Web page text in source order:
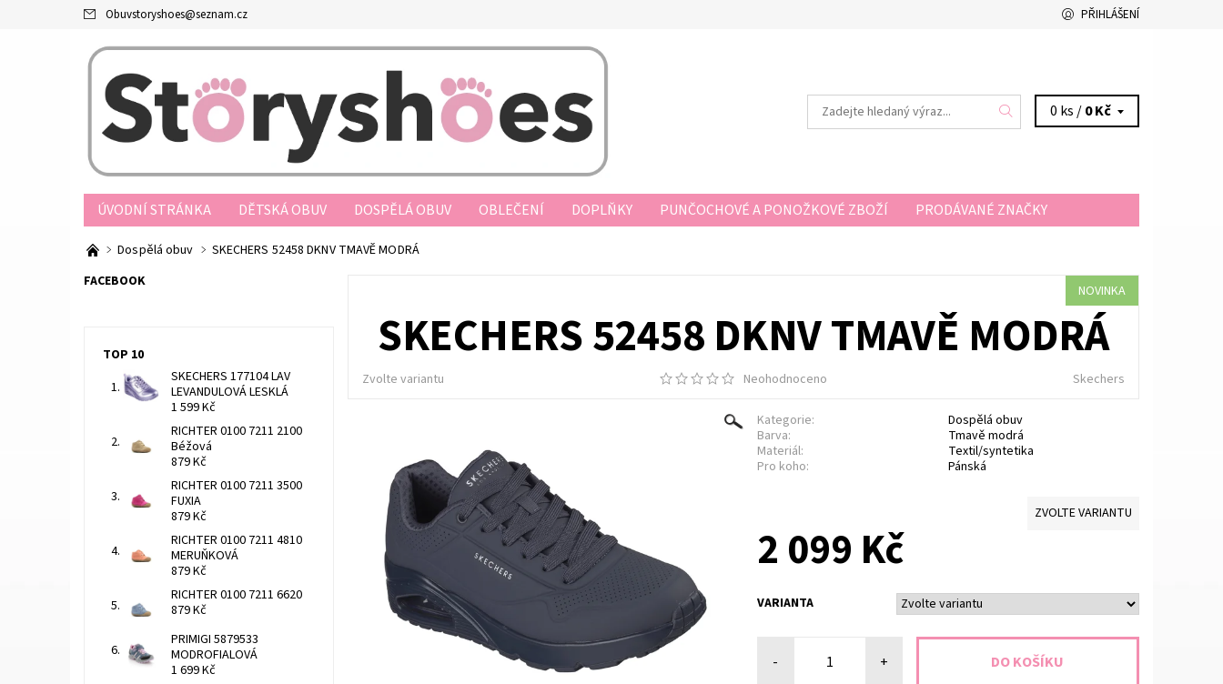
Obuvstoryshoes@seznam.cz PŘIHLÁŠENÍ
0 ks /0 Kč
ÚVODNÍ STRÁNKA DĚTSKÁ OBUV DOSPĚLÁ OBUV OBLEČENÍ DOPLŇKY PUNČOCHOVÉ A PONOŽKOVÉ ZBOŽÍ
PRODÁVANÉ ZNAČKY
PRODEJNY
OBCHODNÍ PODMÍNKY JAK NAKUPOVAT
REKLAMAČNÍ ŘÁD
Dospělá obuv SKECHERS 52458 DKNV TMAVĚ MODRÁ
NOVINKA
SKECHERS 52458 DKNV TMAVĚ MODRÁ
Zvolte variantu Neohodnoceno Skechers
Kategorie:
Dospělá obuv
Barva:
Tmavě modrá
Materiál:
Textil/syntetika
Pro koho:
Pánská
ZVOLTE VARIANTU
2 099 Kč
VARIANTA
- +
FACEBOOK
TOP 10
SKECHERS 177104 LAV
LEVANDULOVÁ LESKLÁ
1 599 Kč
RICHTER 0100 7211 2100
Béžová
879 Kč
RICHTER 0100 7211 3500
FUXIA
879 Kč
RICHTER 0100 7211 4810
MERUŇKOVÁ
879 Kč
RICHTER 0100 7211 6620
879 Kč
PRIMIGI 5879533
MODROFIALOVÁ
1 699 Kč